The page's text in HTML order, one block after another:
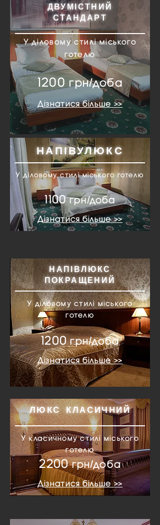
ДВУМІСТНИЙ
СТАНДАРТ
Дізнатися більше >>
У діловому стилі міського
готелю
1200 грн/доба
Дізнатися більше >>
НАПІВУЛЮКС
У діловому стилі міського готелю
1100грн/доба
У діловому стилі міського
готелю
1200грн/доба
Дізнатися більше >>
НАПІВЛЮКС
ПОКРАЩЕНИЙ
ЛЮКС КЛАСИЧНИЙ
У класичному стилі міського
готелю
2200грн/доба
Дізнатися більше >>